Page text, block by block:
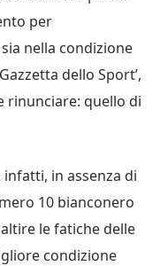
per
nella condizione
dello Sport’,
rinunciare: quello di
in assenza di
10 bianconero
le fatiche delle
condizione